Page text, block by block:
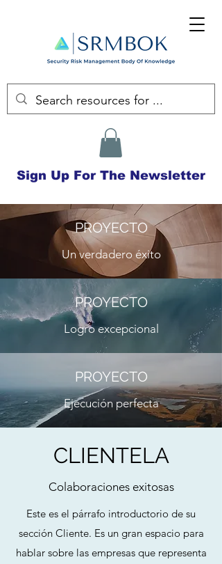
Sign Up For The Newsletter
PROYECTO
Un verdadero éxito
PROYECTO
Logro excepcional
PROYECTO
Ejecución perfecta
CLIENTELA
Colaboraciones exitosas
Este es el párrafo introductorio de su
sección Cliente. Es un gran espacio para
hablar sobre las empresas que representa